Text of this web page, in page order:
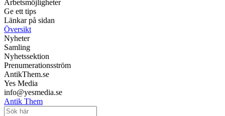
Arbetsmöjligheter
Ge ett tips
Länkar på sidan
Översikt
Nyheter
Samling
Nyhetssektion
Prenumerationsström
AntikThem.se
Yes Media
info@yesmedia.se
Antik Them